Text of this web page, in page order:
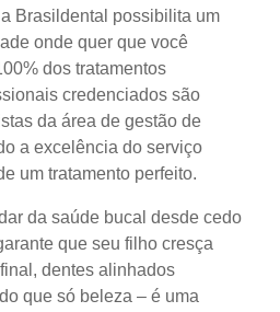
Brasildental possibilita um
onde quer que você
dos tratamentos
credenciados são
da área de gestão de
a excelência do serviço
um tratamento perfeito.
da saúde bucal desde cedo
que seu filho cresça
dentes alinhados
que só beleza – é uma